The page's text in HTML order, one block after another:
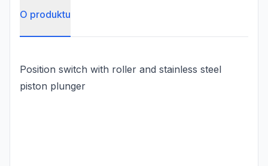
O produktu
Position switch with roller and stainless steel
piston plunger